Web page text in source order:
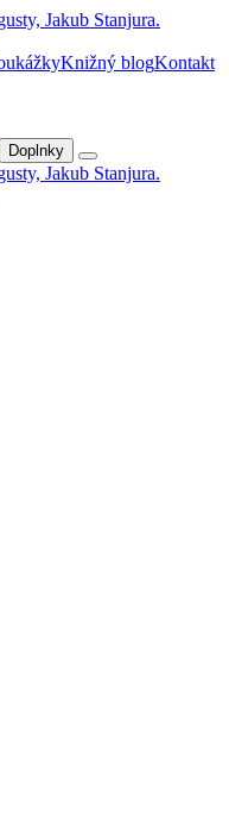
Knižný blogKontakt
Doplnky